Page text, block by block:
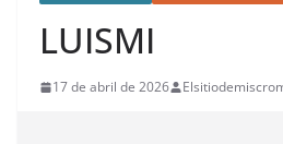
LUISMI
17 de abril de 2026